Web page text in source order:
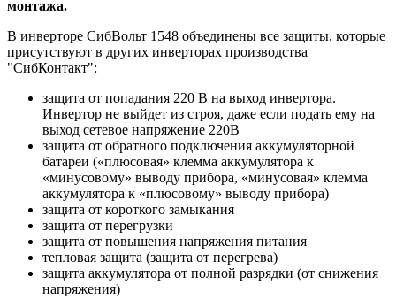
монтажа.
В инверторе СибВольт 1548 объединены все защиты, которые
присутствуют в других инверторах производства
"СибКонтакт":
защита от попадания 220 В на выход инвертора.
Инвертор не выйдет из строя, даже если подать ему на
выход сетевое напряжение 220В
защита от обратного подключения аккумуляторной
батареи («плюсовая» клемма аккумулятора к
«минусовому» выводу прибора, «минусовая» клемма
аккумулятора к «плюсовому» выводу прибора)
защита от короткого замыкания
защита от перегрузки
защита от повышения напряжения питания
тепловая защита (защита от перегрева)
защита аккумулятора от полной разрядки (от снижения
напряжения)